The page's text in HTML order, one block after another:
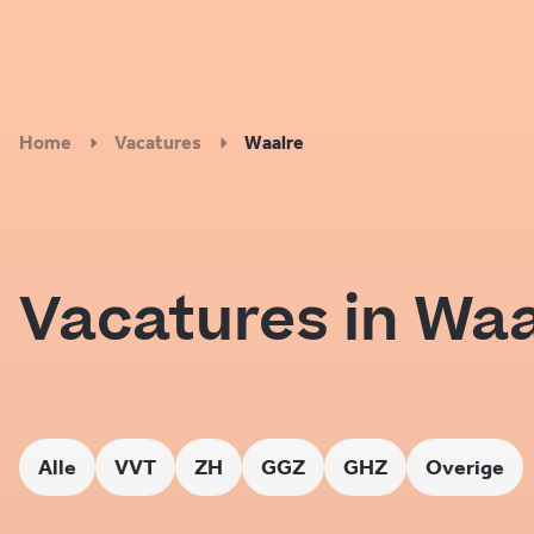
Home Vacatures Waalre
Vacatures in
Alle VVT ZH GGZ GHZ Overige